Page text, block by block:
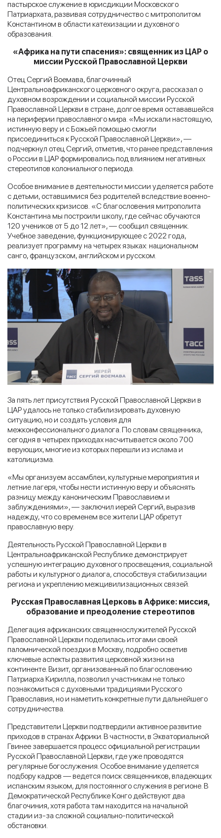
пастырское служение в юрисдикции Московского
Патриархата, развивая сотрудничество с митрополитом
Константином в области катехизации и духовного
образования.
«Африка на пути спасения»: священник из ЦАР о
миссии Русской Православной Церкви
Отец Сергий Воемава, благочинный
Центральноафриканского церковного округа, рассказал о
духовном возрождении и социальной миссии Русской
Православной Церкви в стране, долгое время остававшейся
на периферии православного мира. «Мы искали настоящую,
истинную веру и с Божьей помощью смогли
присоединиться к Русской Православной Церкви», —
подчеркнул отец Сергий, отметив, что ранее представления
о России в ЦАР формировались под влиянием негативных
стереотипов колониального периода.
Особое внимание в деятельности миссии уделяется работе
с детьми, оставшимися без родителей вследствие военно-
политических кризисов. «С благословения митрополита
Константина мы построили школу, где сейчас обучаются
120 учеников от 5 до 12 лет», — сообщил священник.
Учебное заведение, функционирующее с 2022 года,
реализует программу на четырех языках: национальном
санго, французском, английском и русском.
За пять лет присутствия Русской Православной Церкви в
ЦАР удалось не только стабилизировать духовную
ситуацию, но и создать условия для
межконфессионального диалога. По словам священника,
сегодня в четырех приходах насчитывается около 700
верующих, многие из которых перешли из ислама и
католицизма.
«Мы организуем ассамблеи, культурные мероприятия и
летние лагеря, чтобы нести истинную веру и объяснять
разницу между каноническим Православием и
заблуждениями», — заключил иерей Сергий, выразив
надежду, что со временем все жители ЦАР обретут
православную веру.
Деятельность Русской Православной Церкви в
Центральноафриканской Республике демонстрирует
успешную интеграцию духовного просвещения, социальной
работы и культурного диалога, способствуя стабилизации
региона и укреплению межцивилизационных связей.
Русская Православная Церковь в Африке: миссия,
образование и преодоление стереотипов
Делегация африканских священнослужителей Русской
Православной Церкви поделилась итогами своей
паломнической поездки в Москву, подробно осветив
ключевые аспекты развития церковной жизни на
континенте. Визит, организованный по благословению
Патриарха Кирилла, позволил участникам не только
познакомиться с духовными традициями Русского
Православия, но и наметить конкретные пути дальнейшего
сотрудничества.
Представители Церкви подтвердили активное развитие
приходов в странах Африки. В частности, в Экваториальной
Гвинее завершается процесс официальной регистрации
Русской Православной Церкви, где уже проводятся
регулярные богослужения. Особое внимание уделяется
подбору кадров — ведется поиск священников, владеющих
испанским языком, для постоянного служения в регионе. В
Демократической Республике Конго действуют два
благочиния, хотя работа там находится на начальной
стадии из-за сложной социально-политической
обстановки.